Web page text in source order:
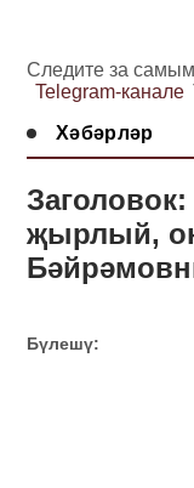
Следите за
Telegram-канале
Хәбәрләр
җырлый,
Бүлешү: